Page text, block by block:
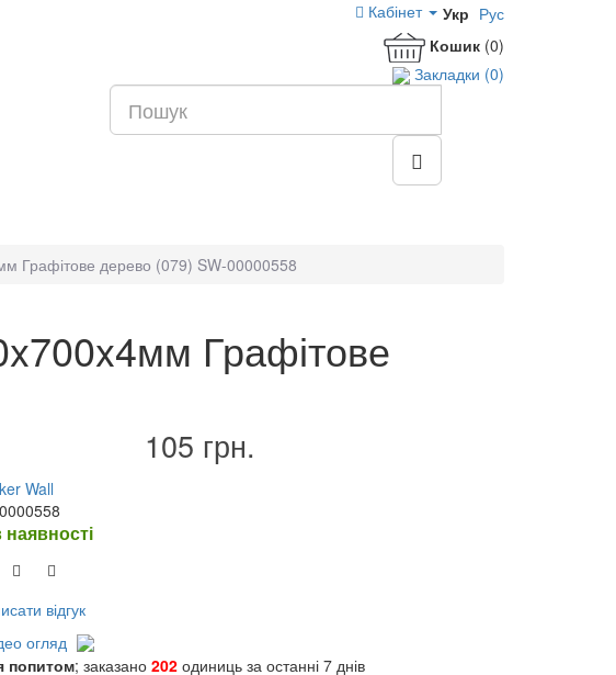
Укр Рус
Кабінет
Кошик (0)
Закладки (0)
Графітове дерево (079) SW-00000558
Графітове
105 грн.
Wall
відгук
огляд
попитом; заказано 202 одиниць за останні 7 днів